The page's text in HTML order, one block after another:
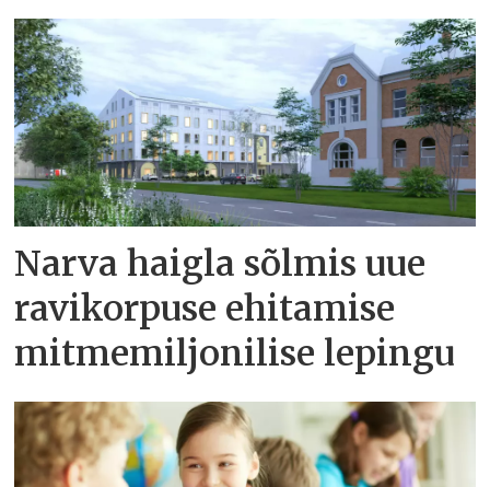
Narva haigla sõlmis uue
ravikorpuse ehitamise
mitmemiljonilise lepingu